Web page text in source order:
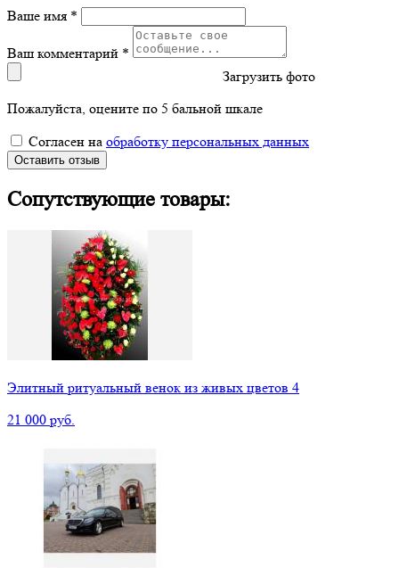
Ваше имя *
Ваш комментарий *
Загрузить фото
Пожалуйста, оцените по 5 бальной шкале
Согласен на обработку персональных данных
Оставить отзыв
Сопутствующие товары:
Элитный ритуальный венок из живых цветов 4
21 000 руб.